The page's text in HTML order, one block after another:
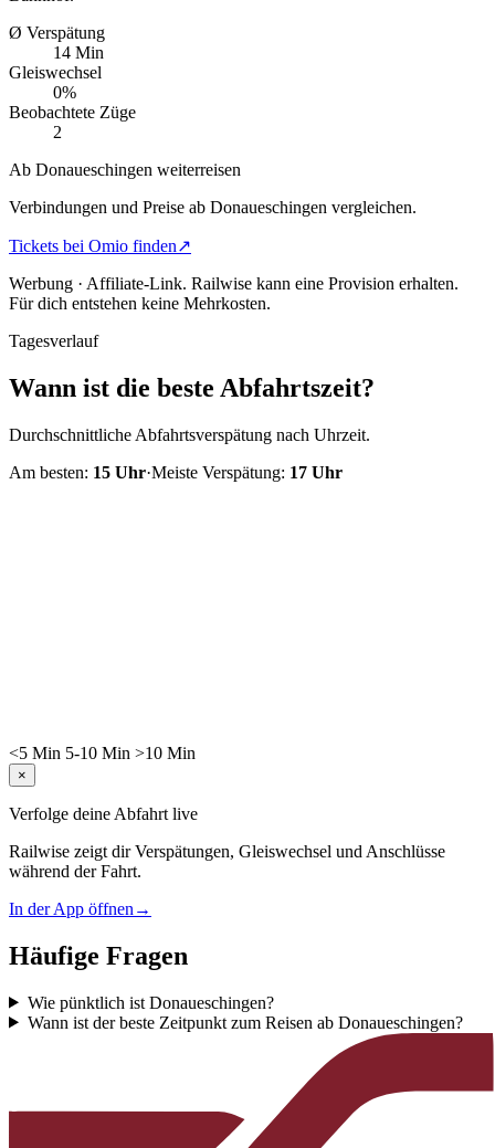
Ø Verspätung
14 Min
Gleiswechsel
0%
Beobachtete Züge
2
Ab Donaueschingen weiterreisen
Verbindungen und Preise ab Donaueschingen vergleichen.
Tickets bei Omio finden↗
Werbung · Affiliate-Link. Railwise kann eine Provision erhalten.
Für dich entstehen keine Mehrkosten.
Tagesverlauf
Wann ist die beste Abfahrtszeit?
Durchschnittliche Abfahrtsverspätung nach Uhrzeit.
Am besten: 15 Uhr·Meiste Verspätung: 17 Uhr
<5 Min 5-10 Min >10 Min
×
Verfolge deine Abfahrt live
Railwise zeigt dir Verspätungen, Gleiswechsel und Anschlüsse
während der Fahrt.
In der App öffnen →
Häufige Fragen
Wie pünktlich ist Donaueschingen?
Wann ist der beste Zeitpunkt zum Reisen ab Donaueschingen?